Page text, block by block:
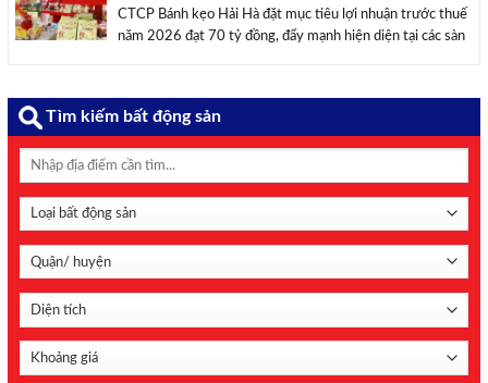
CTCP Bánh kẹo Hải Hà đặt mục tiêu lợi nhuận trước thuế
năm 2026 đạt 70 tỷ đồng, đẩy mạnh hiện diện tại các sàn
Tìm kiếm bất động sản